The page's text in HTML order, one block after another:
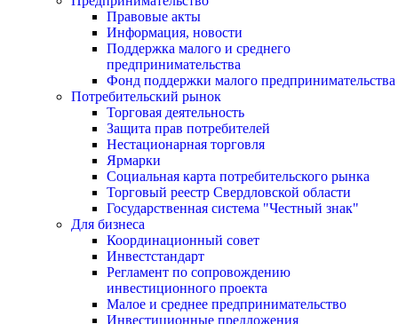
Правовые акты
Информация, новости
Поддержка малого и среднего
предпринимательства
Фонд поддержки малого предпринимательства
Потребительский рынок
Торговая деятельность
Защита прав потребителей
Нестационарная торговля
Ярмарки
Социальная карта потребительского рынка
Торговый реестр Свердловской области
Государственная система "Честный знак"
Для бизнеса
Координационный совет
Инвестстандарт
Регламент по сопровождению
инвестиционного проекта
Малое и среднее предпринимательство
Инвестиционные предложения